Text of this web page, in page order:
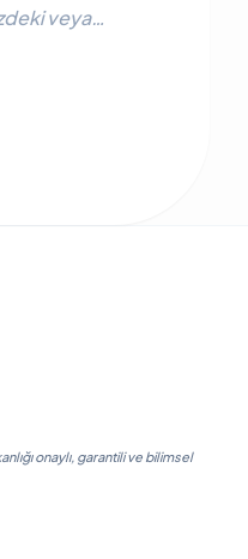
veya
onaylı, garantili ve bilimsel